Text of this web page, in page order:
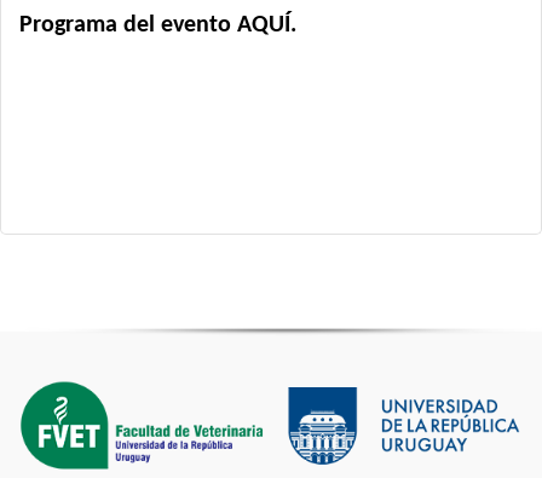
Programa del evento AQUÍ.